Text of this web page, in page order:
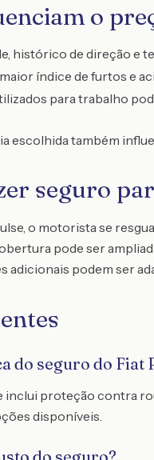
o
histórico de direção e
índice de furtos e
para trabalho
escolhida também
seguro
o motorista se
pode ser
adicionais podem ser
do seguro do Fiat
proteção contra
disponíveis.